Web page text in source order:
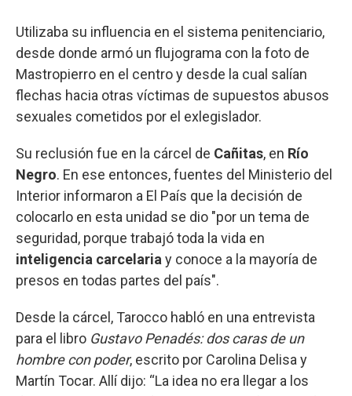
Utilizaba su influencia en el sistema penitenciario,
desde donde armó un flujograma con la foto de
Mastropierro en el centro y desde la cual salían
flechas hacia otras víctimas de supuestos abusos
sexuales cometidos por el exlegislador.
Su reclusión fue en la cárcel de Cañitas, en Río
Negro. En ese entonces, fuentes del Ministerio del
Interior informaron a El País que la decisión de
colocarlo en esta unidad se dio "por un tema de
seguridad, porque trabajó toda la vida en
inteligencia carcelaria y conoce a la mayoría de
presos en todas partes del país".
Desde la cárcel, Tarocco habló en una entrevista
para el libro Gustavo Penadés: dos caras de un
hombre con poder, escrito por Carolina Delisa y
Martín Tocar. Allí dijo: “La idea no era llegar a los